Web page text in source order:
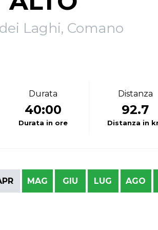
Laghi, Comano
Durata
40:00
Durata in ore
Distanza
92.7
Distanza in
MAG GIU LUG AGO